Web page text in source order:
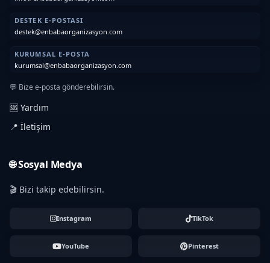
DESTEK E-POSTASI
destek@enbabaorganizasyon.com
KURUMSAL E-POSTA
kurumsal@enbabaorganizasyon.com
💬 Bize e-posta gönderebilirsin.
🆘 Yardım
📍 İletişim
🌐 Sosyal Medya
🎬 Bizi takip edebilirsin.
Instagram TikTok
YouTube Pinterest